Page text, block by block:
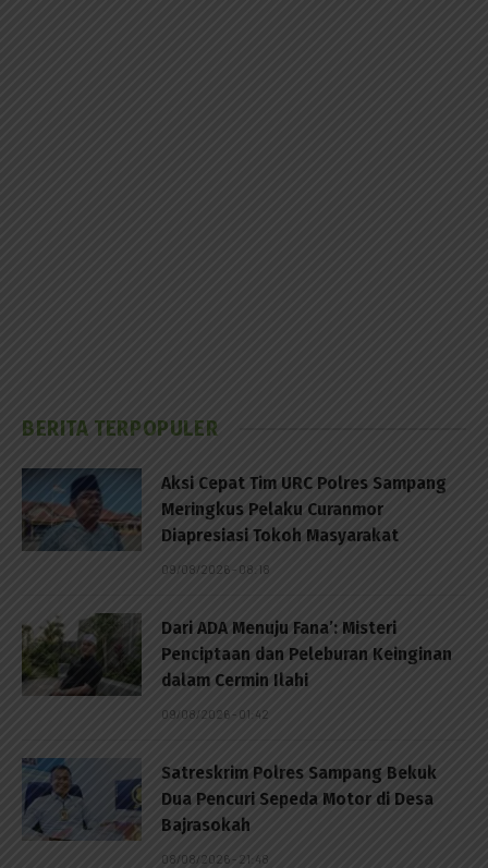
BERITA TERPOPULER
Aksi Cepat Tim URC Polres Sampang
Meringkus Pelaku Curanmor
Diapresiasi Tokoh Masyarakat
09/08/2026 - 08:18
Dari ADA Menuju Fana’: Misteri
Penciptaan dan Peleburan Keinginan
dalam Cermin Ilahi
09/08/2026 - 01:42
Satreskrim Polres Sampang Bekuk
Dua Pencuri Sepeda Motor di Desa
Bajrasokah
08/08/2026 - 21:48